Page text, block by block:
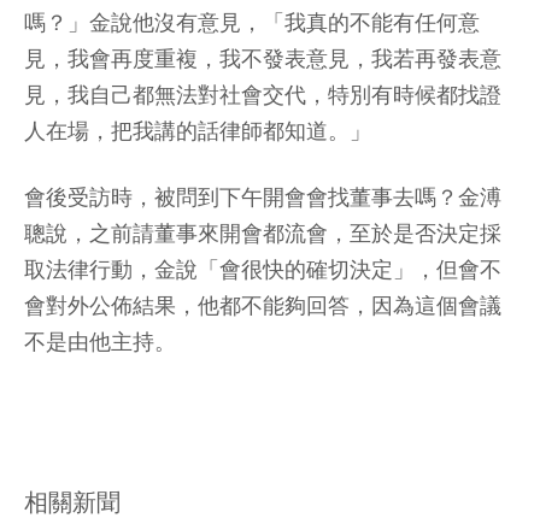
嗎？」金說他沒有意見，「我真的不能有任何意
見，我會再度重複，我不發表意見，我若再發表意
見，我自己都無法對社會交代，特別有時候都找證
人在場，把我講的話律師都知道。」
會後受訪時，被問到下午開會會找董事去嗎？金溥
聰說，之前請董事來開會都流會，至於是否決定採
取法律行動，金說「會很快的確切決定」，但會不
會對外公佈結果，他都不能夠回答，因為這個會議
不是由他主持。
相關新聞